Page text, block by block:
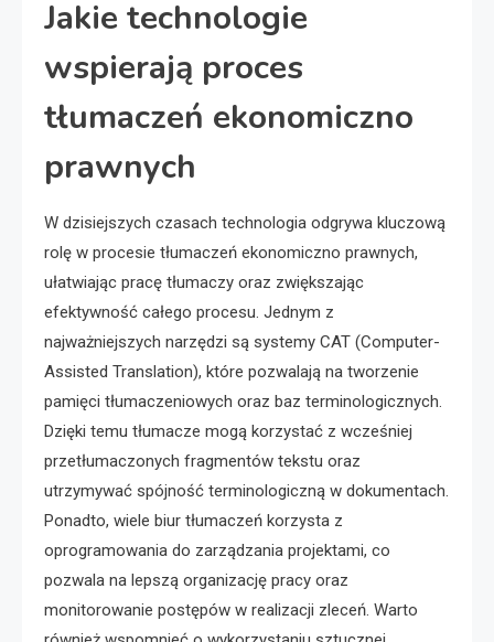
Jakie technologie
wspierają proces
tłumaczeń ekonomiczno
prawnych
W dzisiejszych czasach technologia odgrywa kluczową
rolę w procesie tłumaczeń ekonomiczno prawnych,
ułatwiając pracę tłumaczy oraz zwiększając
efektywność całego procesu. Jednym z
najważniejszych narzędzi są systemy CAT (Computer-
Assisted Translation), które pozwalają na tworzenie
pamięci tłumaczeniowych oraz baz terminologicznych.
Dzięki temu tłumacze mogą korzystać z wcześniej
przetłumaczonych fragmentów tekstu oraz
utrzymywać spójność terminologiczną w dokumentach.
Ponadto, wiele biur tłumaczeń korzysta z
oprogramowania do zarządzania projektami, co
pozwala na lepszą organizację pracy oraz
monitorowanie postępów w realizacji zleceń. Warto